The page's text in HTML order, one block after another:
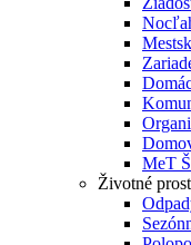
MeT
Životné